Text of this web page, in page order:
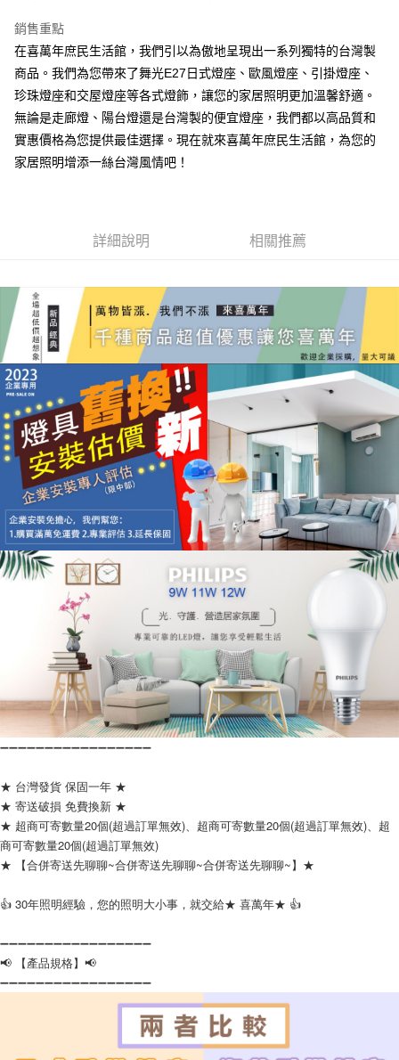
每筆NT$60
宅配
每筆NT$160，滿NT$10,000(含以上)免運費
銷售重點
在喜萬年庶民生活館，我們引以為傲地呈現出一系列獨特的台灣製
商品。我們為您帶來了舞光E27日式燈座、歐風燈座、引掛燈座、
珍珠燈座和交屋燈座等各式燈飾，讓您的家居照明更加溫馨舒適。
無論是走廊燈、陽台燈還是台灣製的便宜燈座，我們都以高品質和
實惠價格為您提供最佳選擇。現在就來喜萬年庶民生活館，為您的
家居照明增添一絲台灣風情吧！
詳細說明 相關推薦
➖➖➖➖➖➖➖➖➖➖➖➖➖➖➖➖➖
★ 台灣發貨 保固一年 ★
★ 寄送破損 免費換新 ★
★ 超商可寄數量20個(超過訂單無效)、超商可寄數量20個(超過訂單無效)、超
商可寄數量20個(超過訂單無效)
★ 【合併寄送先聊聊~合併寄送先聊聊~合併寄送先聊聊~】★
👍 30年照明經驗，您的照明大小事，就交給★ 喜萬年★ 👍
➖➖➖➖➖➖➖➖➖➖➖➖➖➖➖➖➖
📢 【產品規格】📢
➖➖➖➖➖➖➖➖➖➖➖➖➖➖➖➖➖